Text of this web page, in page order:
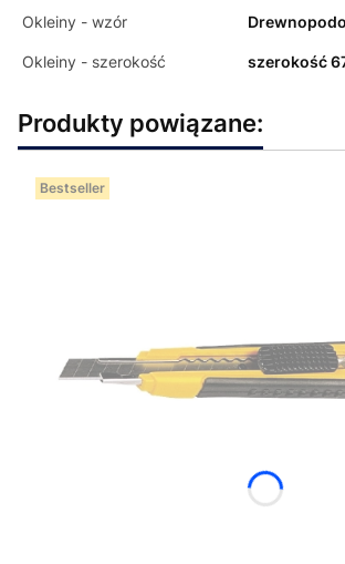
Okleiny - wzór
Okleiny - szerokość szerokość
Produkty powiązane:
Bestseller